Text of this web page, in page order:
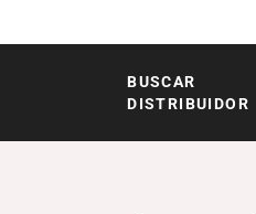
BUSCAR
DISTRIBUIDOR